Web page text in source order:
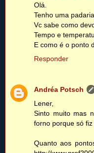
Olá.
Tenho uma
Vc sabe como
Tempo e
E como é o ponto
Responder
Andréa Potsch
Lener,
Sinto muito mas
forno porque só
Quanto aos